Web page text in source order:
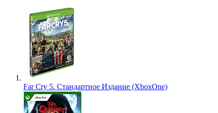
Far Cry 5. Стандартное Издание (XboxOne)